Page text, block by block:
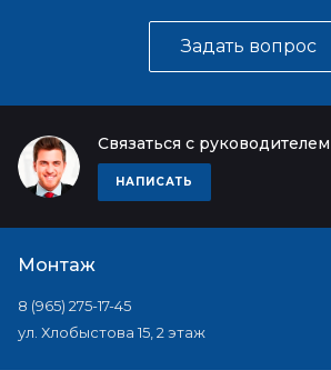
Задать вопрос
Связаться с руководителем
НАПИСАТЬ
Монтаж
8 (965) 275-17-45
ул. Хлобыстова 15, 2 этаж